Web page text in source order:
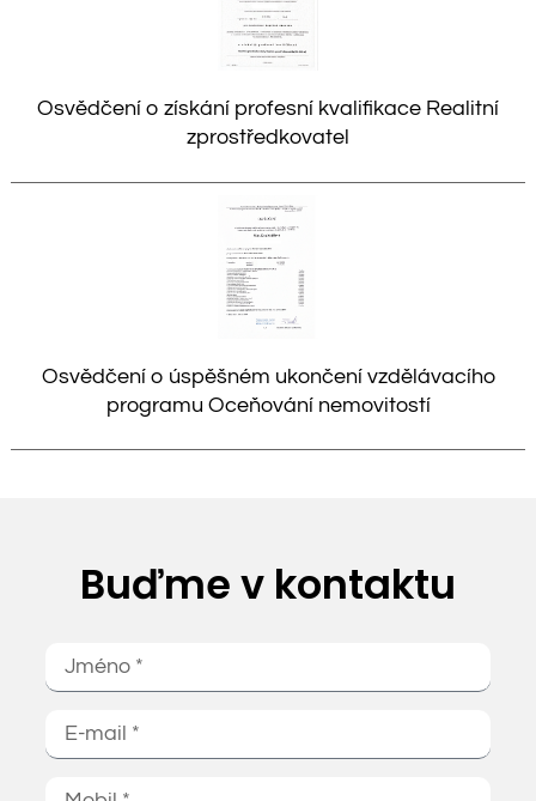
Osvědčení o získání profesní kvalifikace Realitní
zprostředkovatel
Osvědčení o úspěšném ukončení vzdělávacího
programu Oceňování nemovitostí
Buďme v kontaktu